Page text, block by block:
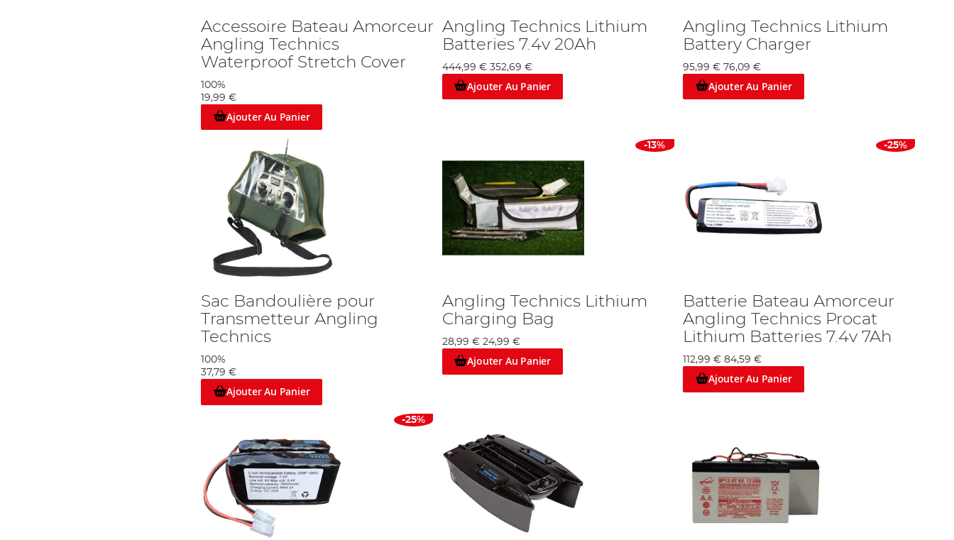
Accessoire Bateau Amorceur
Angling Technics
Waterproof Stretch Cover
100%
19,99 €
Ajouter Au Panier
Angling Technics Lithium
Batteries 7.4v 20Ah
444,99 € 352,69 €
Ajouter Au Panier
Angling Technics Lithium
Battery Charger
95,99 € 76,09 €
Ajouter Au Panier
Sac Bandoulière pour
Transmetteur Angling
Technics
100%
37,79 €
Ajouter Au Panier
-13%
Angling Technics Lithium
Charging Bag
28,99 € 24,99 €
Ajouter Au Panier
-25%
Batterie Bateau Amorceur
Angling Technics Procat
Lithium Batteries 7.4v 7Ah
112,99 € 84,59 €
Ajouter Au Panier
-25%